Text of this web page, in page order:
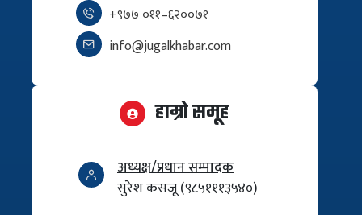
+९७७ ०११–६२००७१
info@jugalkhabar.com
हाम्रो समूह
अध्यक्ष/प्रधान सम्पादक
सुरेश कसजू (९८५१११३५४०)